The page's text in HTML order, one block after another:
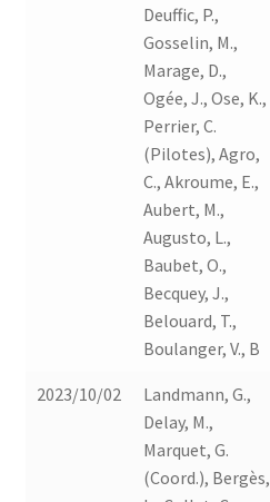
Deuffic, P.,
Gosselin, M.,
Marage, D.,
Ogée, J., Ose, K.,
Perrier, C.
(Pilotes), Agro,
C., Akroume, E.,
Aubert, M.,
Augusto, L.,
Baubet, O.,
Becquey, J.,
Belouard, T.,
Boulanger, V., B
2023/10/02
Landmann, G.,
Delay, M.,
Marquet, G.
(Coord.), Bergès,